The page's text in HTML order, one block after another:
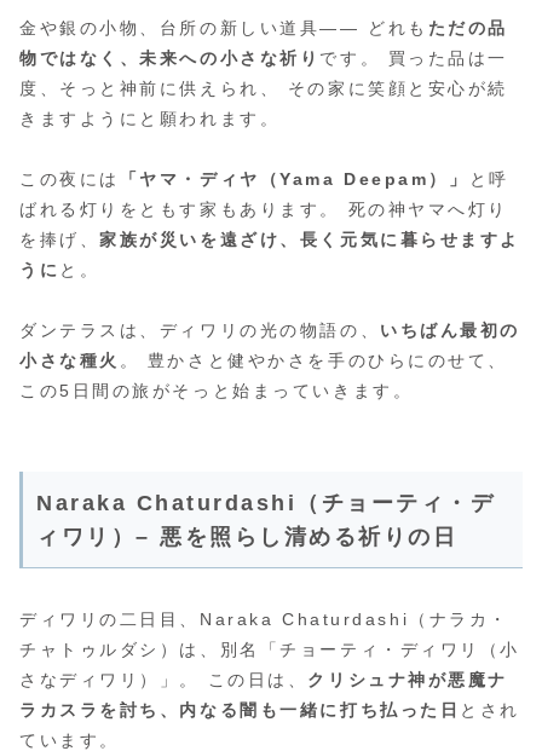
金や銀の小物、台所の新しい道具―― どれも ただの品
物ではなく、未来への小さな祈り です。 買った品は一
度、そっと神前に供えられ、 その家に笑顔と安心が続
きますようにと願われます。
この夜には 「ヤマ・ディヤ（Yama Deepam）」
と呼
ばれる灯りをともす家もあります。 死の神ヤマへ灯り
を捧げ、家族が災いを遠ざけ、長く元気に暮らせますよ
うに と。
ダンテラスは、ディワリの光の物語の、 いちばん最初の
小さな種火 。 豊かさと健やかさを手のひらにのせて、
この5日間の旅がそっと始まっていきます。
Naraka Chaturdashi（チョーティ・デ
ィワリ）– 悪を照らし清める祈りの日
ディワリの二日目、Naraka Chaturdashi（ナラカ・
チャトゥルダシ）は、別名「チョーティ・ディワリ（小
さなディワリ）」。 この日は、 クリシュナ神が悪魔ナ
ラカスラを討ち、内なる闇も一緒に打ち払った日 とされ
ています。